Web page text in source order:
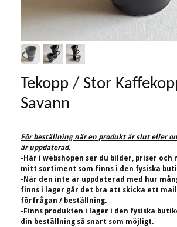
Tekopp / Stor
Savann
För beställning när en produkt är slut eller
är uppdaterad.
-Här i webshopen ser du bilder, priser och
mitt sortiment som finns i den fysiska
-När den inte är uppdaterad med hur
finns i lager går det bra att skicka ett mail
förfrågan / beställning.
-Finns produkten i lager i den fysiska
din beställning så snart som möjligt.